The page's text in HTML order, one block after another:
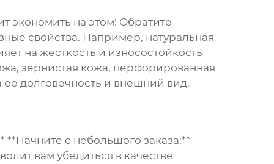
экономить на этом! Обратите
свойства. Например, натуральная
на жесткость и износостойкость
зернистая кожа, перфорированная
ее долговечность и внешний вид.
**Начните с небольшого заказа:**
вам убедиться в качестве